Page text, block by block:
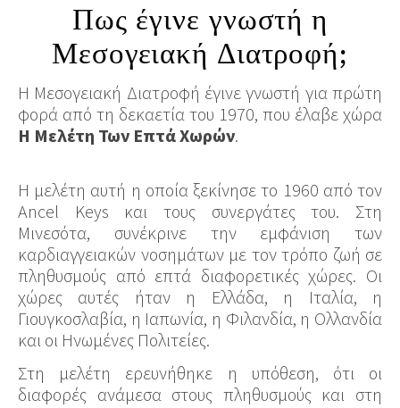
Πως έγινε γνωστή η
Μεσογειακή Διατροφή;
Η Μεσογειακή Διατροφή έγινε γνωστή για πρώτη
φορά από τη δεκαετία του 1970, που έλαβε χώρα
Η Μελέτη Των Επτά Χωρών.
Η μελέτη αυτή η οποία ξεκίνησε το 1960 από τον
Ancel Keys και τους συνεργάτες του. Στη
Μινεσότα, συνέκρινε την εμφάνιση των
καρδιαγγειακών νοσημάτων με τον τρόπο ζωή σε
πληθυσμούς από επτά διαφορετικές χώρες. Οι
χώρες αυτές ήταν η Ελλάδα, η Ιταλία, η
Γιουγκοσλαβία, η Ιαπωνία, η Φιλανδία, η Ολλανδία
και οι Ηνωμένες Πολιτείες.
Στη μελέτη ερευνήθηκε η υπόθεση, ότι οι
διαφορές ανάμεσα στους πληθυσμούς και στη